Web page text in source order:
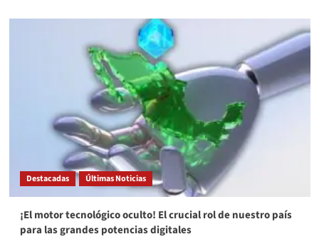
Destacadas Últimas Noticias
¡El motor tecnológico oculto! El crucial rol de nuestro país
para las grandes potencias digitales